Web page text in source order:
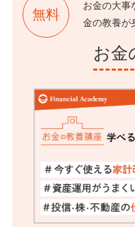
無料
お金の大事
金の教養が
お金